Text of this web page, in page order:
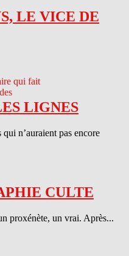
LE VICE DE
LIGNES
n’auraient pas encore
CULTE
proxénète, un vrai. Après...